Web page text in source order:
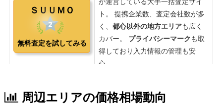
周辺エリアの価格相場動向